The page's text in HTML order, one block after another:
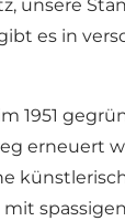
unsere
es in
1951
erneuert